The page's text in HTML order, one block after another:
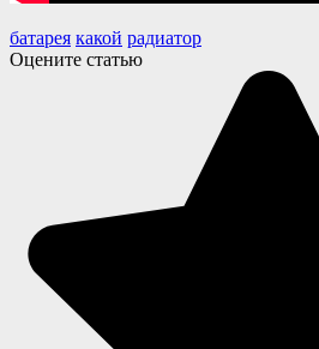
батарея какой радиатор
Оцените статью